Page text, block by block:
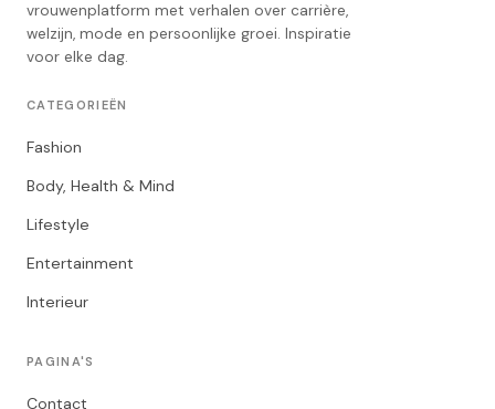
vrouwenplatform met verhalen over carrière,
welzijn, mode en persoonlijke groei. Inspiratie
voor elke dag.
CATEGORIEËN
Fashion
Body, Health & Mind
Lifestyle
Entertainment
Interieur
PAGINA'S
Contact